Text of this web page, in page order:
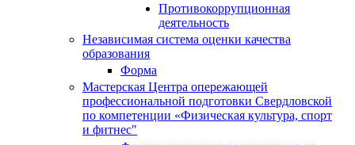
Противокоррупционная
деятельность
Независимая система оценки качества
образования
Форма
Мастерская Центра опережающей
профессиональной подготовки Свердловской
по компетенции «Физическая культура, спорт
и фитнес"